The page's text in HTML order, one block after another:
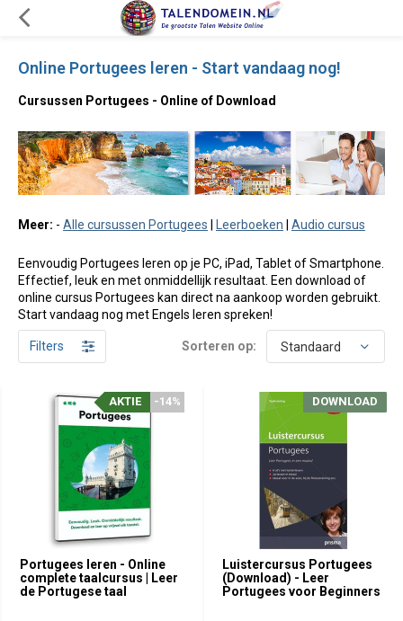
Online Portugees leren - Start vandaag nog!
Cursussen Portugees - Online of Download
Meer: - Alle cursussen Portugees Leerboeken Audio cursus
Eenvoudig Portugees leren op je PC, iPad, Tablet of Smartphone.
Effectief, leuk en met onmiddellijk resultaat. Een download of
online cursus Portugees kan direct na aankoop worden gebruikt.
Start vandaag nog met Engels leren spreken!
Filters Sorteren op:
Portugees leren - Online
complete taalcursus | Leer
de Portugese taal
-14%
AKTIE -14%
AKTIE
Luistercursus Portugees
(Download) - Leer
Portugees voor Beginners
DOWNLOAD
DOWNLOAD